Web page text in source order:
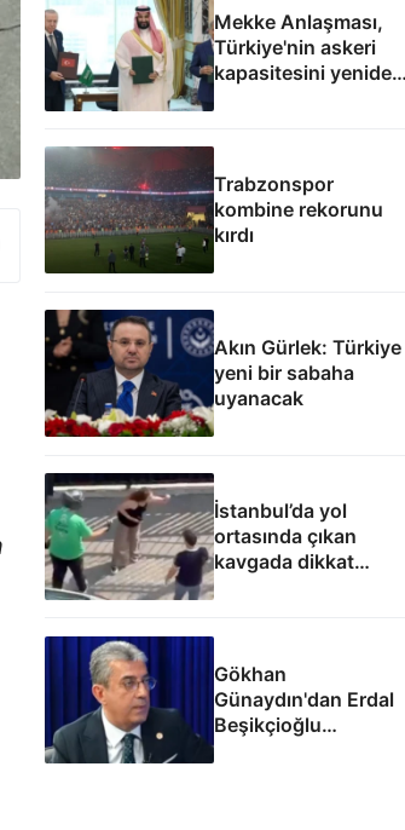
Mekke Anlaşması,
Türkiye'nin askeri
kapasitesini yeniden
uluslararası
gündemine getirdi
Trabzonspor
kombine rekorunu
kırdı
Akın Gürlek: Türkiye
yeni bir sabaha
uyanacak
İstanbul’da yol
ortasında çıkan
kavgada dikkat
çeken söz: Kocanı
Gökhan
Günaydın'dan Erdal
Beşikçioğlu
eleştirisi: Siz kamu